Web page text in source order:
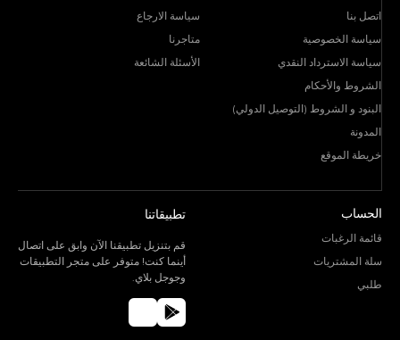
اتصل بنا
سياسة الخصوصية
سياسة الاسترداد النقدي
الشروط والأحكام
البنود و الشروط (التوصيل الدولي)
المدونة
خريطة الموقع
سياسة الارجاع
متاجرنا
الأسئلة الشائعة
الحساب
قائمة الرغبات
سلة المشتريات
طلبي
تطبيقاتنا
قم بتنزيل تطبيقنا الآن وابق على اتصال
أينما كنت! متوفر على متجر التطبيقات
وجوجل بلاي.